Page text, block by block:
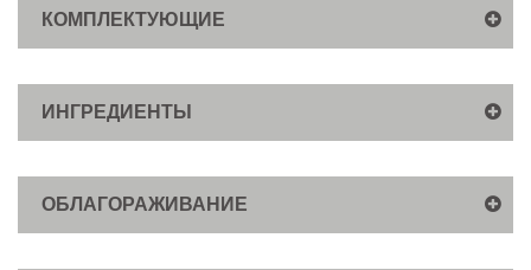
КОМПЛЕКТУЮЩИЕ
ИНГРЕДИЕНТЫ
ОБЛАГОРАЖИВАНИЕ